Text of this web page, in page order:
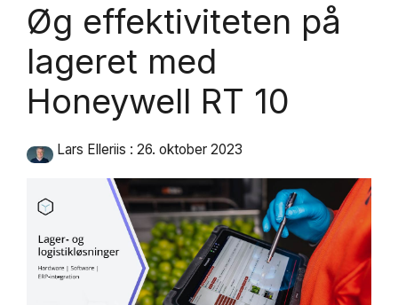
Øg effektiviteten på
lageret med
Honeywell RT 10
Lars Elleriis : 26. oktober 2023